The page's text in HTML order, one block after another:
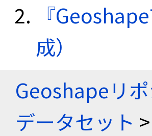
『
成）
Geoshapeリ
データセット >